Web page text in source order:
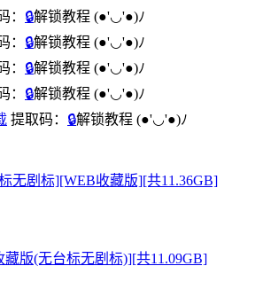
： 🔒解锁教程 (●'◡'●)ﾉ
： 🔒解锁教程 (●'◡'●)ﾉ
： 🔒解锁教程 (●'◡'●)ﾉ
： 🔒解锁教程 (●'◡'●)ﾉ
提取码： 🔒解锁教程 (●'◡'●)ﾉ
无剧标][WEB收藏版][共11.36GB]
版(无台标无剧标)][共11.09GB]